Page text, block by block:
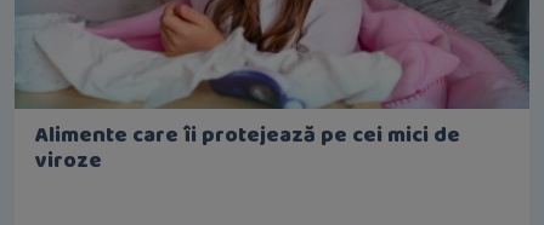
Alimente care îi protejează pe cei mici de
viroze